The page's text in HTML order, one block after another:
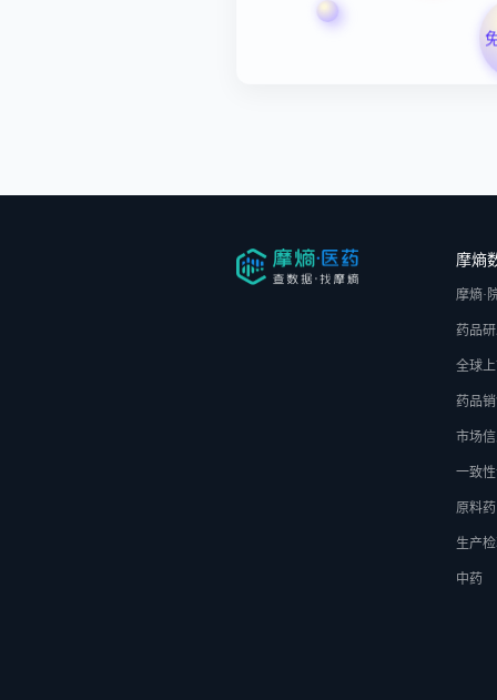
摩熵
摩熵·
药品
全球
药品
市场
一致
原料药
生产
中药